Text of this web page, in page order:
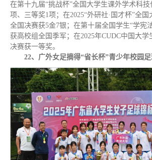
在第十九届“挑战杯”全国大学生课外学术科
项、三等奖1项；在2025“外研社·国才杯”全
全国决赛获5金7银；在第十届全国学生“学宪
获高校组全国季军；在2025年CUDC中国大
决赛获一等奖。
22、广外女足摘得“省长杯”青少年校园